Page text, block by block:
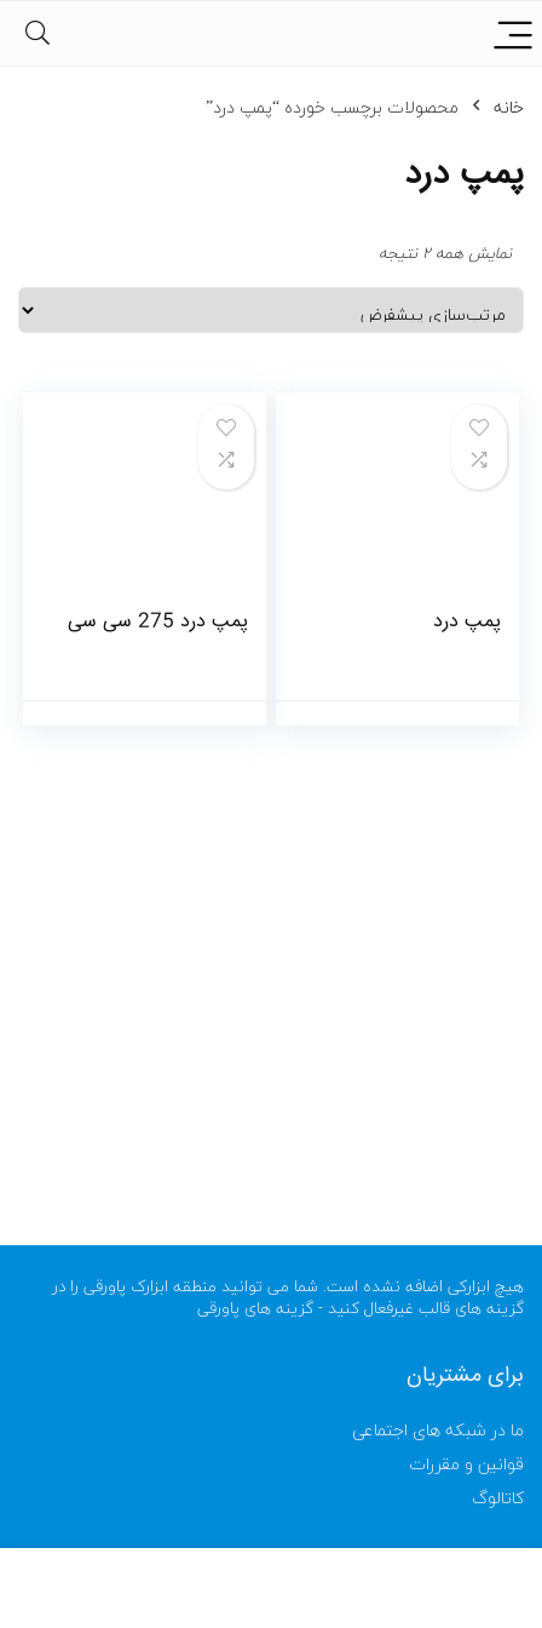
خانه محصولات برچسب خورده “پمپ درد”
پمپ درد
نمایش همه 2 نتیجه
پمپ درد پمپ درد 275 سی سی
هیچ ابزارکی اضافه نشده است. شما می توانید منطقه ابزارک پاورقی را در
گزینه های قالب غیرفعال کنید - گزینه های پاورقی
برای مشتریان
ما در شبکه های اجتماعی
قوانین و مقررات
کاتالوگ